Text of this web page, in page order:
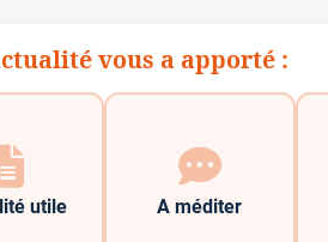
vous a apporté :
utile A méditer